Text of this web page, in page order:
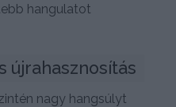
hangulatot
újrahasznosítás
nagy hangsúlyt